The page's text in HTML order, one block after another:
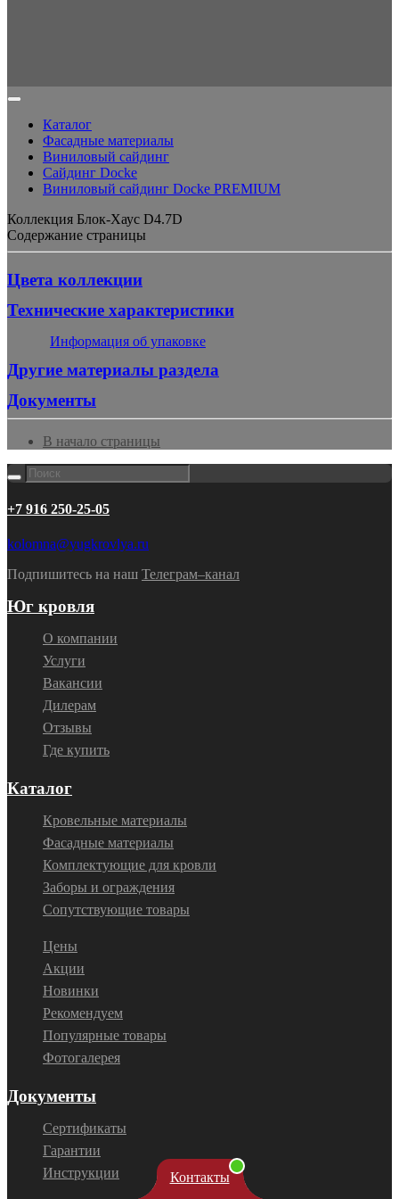
Контакты
Каталог
Фасадные материалы
Виниловый сайдинг
Сайдинг Docke
Виниловый сайдинг Docke PREMIUM
Коллекция Блок-Хаус D4.7D
Содержание страницы
Цвета коллекции
Технические характеристики
Информация об упаковке
Другие материалы раздела
Документы
В начало страницы
+7 916 250-25-05
kolomna@yugkrovlya.ru
Подпишитесь на наш Телеграм–канал
Юг кровля
О компании
Услуги
Вакансии
Дилерам
Отзывы
Где купить
Каталог
Кровельные материалы
Фасадные материалы
Комплектующие для кровли
Заборы и ограждения
Сопутствующие товары
Цены
Акции
Новинки
Рекомендуем
Популярные товары
Фотогалерея
Документы
Сертификаты
Гарантии
Инструкции